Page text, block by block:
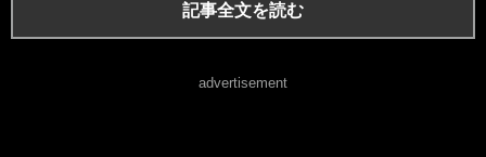
記事全文を読む
advertisement